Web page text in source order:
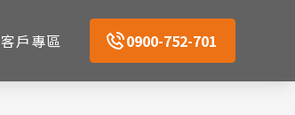
客戶專區 0900-752-701